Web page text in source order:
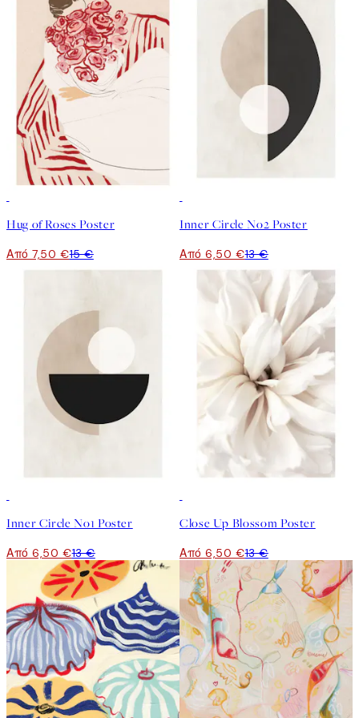
Hug of Roses Poster
Από 7,50 €15 €
Inner Circle No2 Poster
Από 6,50 €13 €
Inner Circle No1 Poster
Από 6,50 €13 €
Close Up Blossom Poster
Από 6,50 €13 €